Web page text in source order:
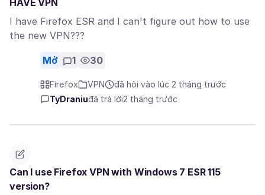
HAVE VPN
I have Firefox ESR and I can't figure out how to use
the new VPN???
Mở 1 30
Firefox VPN
đã hỏi vào lúc 2 tháng trước
TyDraniuđã trả lời2 tháng trước
Can I use Firefox VPN with Windows 7 ESR 115
version?